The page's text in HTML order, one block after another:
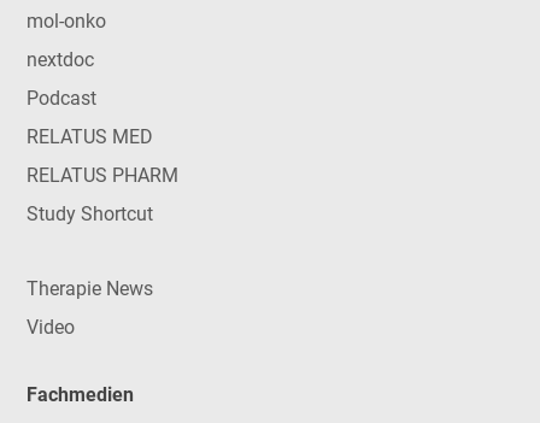
mol-onko
nextdoc
Podcast
RELATUS MED
RELATUS PHARM
Study Shortcut
Therapie News
Video
Fachmedien